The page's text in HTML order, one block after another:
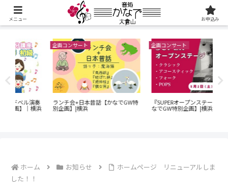
企画コンサート
ランチ会+日本昔話【かなでGW特
別企画】|横浜
企画コンサート
『SUPERオープンステージ』【か
なでGW特別企画】|横浜
ホーム お知らせ
ホームページ リニューアルしま
した！！
メニュー お申込み